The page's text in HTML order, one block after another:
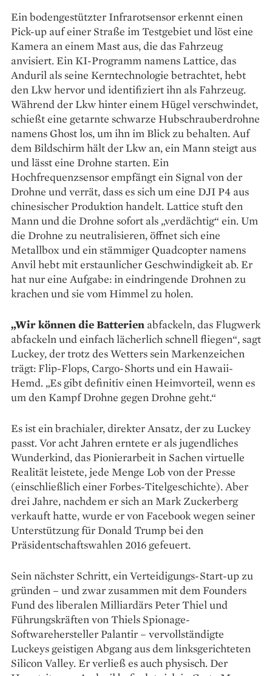
Ein bodengestützter Infrarotsensor erkennt einen
Pick-up auf einer Straße im Testgebiet und löst eine
Kamera an einem Mast aus, die das Fahrzeug
anvisiert. Ein KI-Programm namens Lattice, das
Anduril als seine Kerntechnologie betrachtet, hebt
den Lkw hervor und identifiziert ihn als Fahrzeug.
Während der Lkw hinter einem Hügel verschwindet,
schießt eine getarnte schwarze Hubschrauberdrohne
namens Ghost los, um ihn im Blick zu behalten. Auf
dem Bildschirm hält der Lkw an, ein Mann steigt aus
und lässt eine Drohne starten. Ein
Hochfrequenzsensor empfängt ein Signal von der
Drohne und verrät, dass es sich um eine DJI P4 aus
chinesischer Produktion handelt. Lattice stuft den
Mann und die Drohne sofort als „verdächtig“ ein. Um
die Drohne zu neutralisieren, öffnet sich eine
Metallbox und ein stämmiger Quadcopter namens
Anvil hebt mit erstaunlicher Geschwindigkeit ab. Er
hat nur eine Aufgabe: in eindringende Drohnen zu
krachen und sie vom Himmel zu holen.
„Wir können die Batterien abfackeln, das Flugwerk
abfackeln und einfach lächerlich schnell fliegen“, sagt
Luckey, der trotz des Wetters sein Markenzeichen
trägt: Flip-Flops, Cargo-Shorts und ein Hawaii-
Hemd. „Es gibt definitiv einen Heimvorteil, wenn es
um den Kampf Drohne gegen Drohne geht.“
Es ist ein brachialer, direkter Ansatz, der zu Luckey
passt. Vor acht Jahren erntete er als jugendliches
Wunderkind, das Pionierarbeit in Sachen virtuelle
Realität leistete, jede Menge Lob von der Presse
(einschließlich einer Forbes-Titelgeschichte). Aber
drei Jahre, nachdem er sich an Mark Zuckerberg
verkauft hatte, wurde er von Facebook wegen seiner
Unterstützung für Donald Trump bei den
Präsidentschaftswahlen 2016 gefeuert.
Sein nächster Schritt, ein Verteidigungs-Start-up zu
gründen – und zwar zusammen mit dem Founders
Fund des liberalen Milliardärs Peter Thiel und
Führungskräften von Thiels Spionage-
Softwarehersteller Palantir – vervollständigte
Luckeys geistigen Abgang aus dem linksgerichteten
Silicon Valley. Er verließ es auch physisch. Der